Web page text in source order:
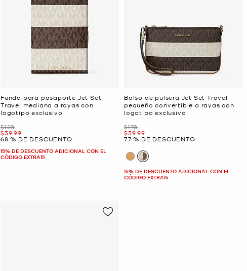
Funda para pasaporte Jet Set
Travel mediana a rayas con
logotipo exclusivo
Era
$128
Ahora
$39.99
68 % DE DESCUENTO
15% DE DESCUENTO ADICIONAL CON EL
CÓDIGO EXTRA15
Bolso de pulsera Jet Set Travel
pequeño convertible a rayas con
logotipo exclusivo
Era
$178
Ahora
$39.99
77 % DE DESCUENTO
15% DE DESCUENTO ADICIONAL CON EL
CÓDIGO EXTRA15